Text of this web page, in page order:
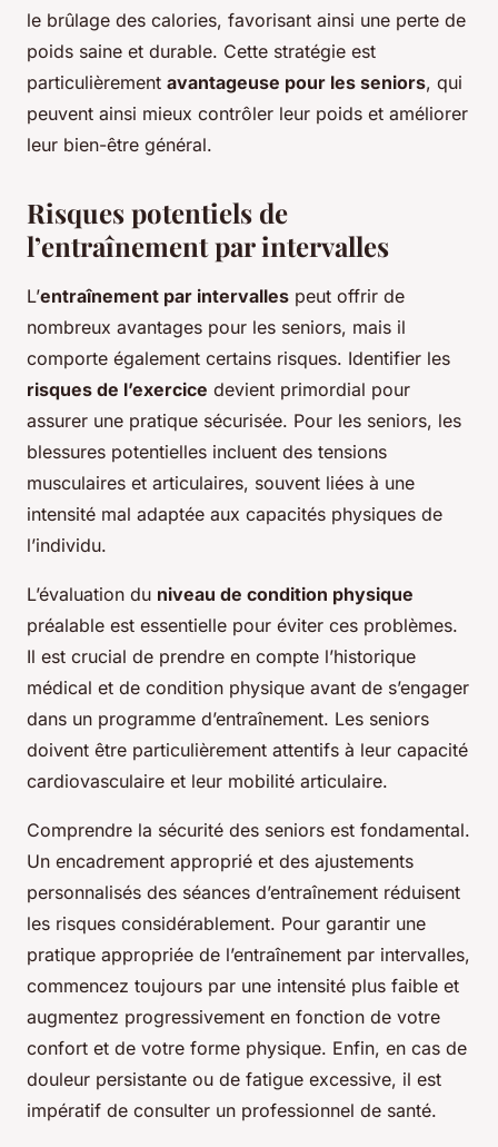
le brûlage des calories, favorisant ainsi une perte de
poids saine et durable. Cette stratégie est
particulièrement avantageuse pour les seniors, qui
peuvent ainsi mieux contrôler leur poids et améliorer
leur bien-être général.
Risques potentiels de
l’entraînement par intervalles
L’entraînement par intervalles peut offrir de
nombreux avantages pour les seniors, mais il
comporte également certains risques. Identifier les
risques de l’exercice devient primordial pour
assurer une pratique sécurisée. Pour les seniors, les
blessures potentielles incluent des tensions
musculaires et articulaires, souvent liées à une
intensité mal adaptée aux capacités physiques de
l’individu.
L’évaluation du niveau de condition physique
préalable est essentielle pour éviter ces problèmes.
Il est crucial de prendre en compte l’historique
médical et de condition physique avant de s’engager
dans un programme d’entraînement. Les seniors
doivent être particulièrement attentifs à leur capacité
cardiovasculaire et leur mobilité articulaire.
Comprendre la sécurité des seniors est fondamental.
Un encadrement approprié et des ajustements
personnalisés des séances d’entraînement réduisent
les risques considérablement. Pour garantir une
pratique appropriée de l’entraînement par intervalles,
commencez toujours par une intensité plus faible et
augmentez progressivement en fonction de votre
confort et de votre forme physique. Enfin, en cas de
douleur persistante ou de fatigue excessive, il est
impératif de consulter un professionnel de santé.